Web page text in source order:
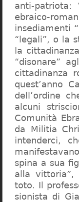
anti-patriota:
ebraico-
insediamenti
“legali”, o la
la
“disonare”
cittadinanza
quest’anno
dell’ordine
alcuni
Comunità
da Militia
intenderci,
spina a sua
alla vittoria”,
toto. Il
sionista di